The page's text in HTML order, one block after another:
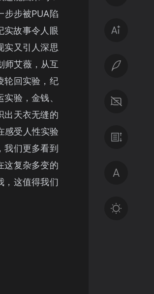
步步被PUA陷
实故事令人眼
实又引人深思
师艾薇，从互
轮回实验，纪
验，金钱、
出天衣无缝的
感受人性实验
我们更多看到
这复杂多变的
，这值得我们